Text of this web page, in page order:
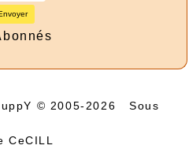
© 2005-2026 Sous
CeCILL